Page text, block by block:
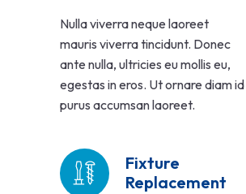
Nulla viverra neque laoreet
mauris viverra tincidunt. Donec
ante nulla, ultricies eu mollis eu,
egestas in eros. Ut ornare diam id
purus accumsan laoreet.
Fixture
Replacement